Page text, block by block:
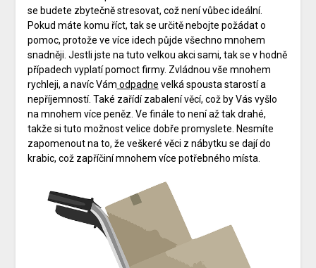
se budete zbytečně stresovat, což není vůbec ideální.
Pokud máte komu říct, tak se určitě nebojte požádat o
pomoc, protože ve více idech půjde všechno mnohem
snadněji. Jestli jste na tuto velkou akci sami, tak se v hodně
případech vyplatí pomoct firmy. Zvládnou vše mnohem
rychleji, a navíc Vám odpadne velká spousta starostí a
nepříjemností. Také zařídí zabalení věcí, což by Vás vyšlo
na mnohem více peněz. Ve finále to není až tak drahé,
takže si tuto možnost velice dobře promyslete. Nesmíte
zapomenout na to, že veškeré věci z nábytku se dají do
krabic, což zapříčiní mnohem více potřebného místa.